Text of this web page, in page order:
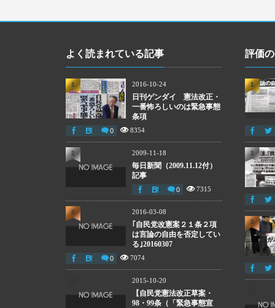
よく読まれている記事
2016-10-24
日刊ゲンダイ 憲法改正・
一番怖ろしいのは緊急事態
条項
0 8354
1
2009-11-18
毎日新聞（2009.11.12付）
記事
0 7315
2
2016-03-08
｢自民党改憲案２１条２項
は言論の自由を否定してい
る｣20160307
0 7074
3
2015-10-20
【自民党憲法改正草案・
98・99条（「緊急事態宣
評価
1
2
3